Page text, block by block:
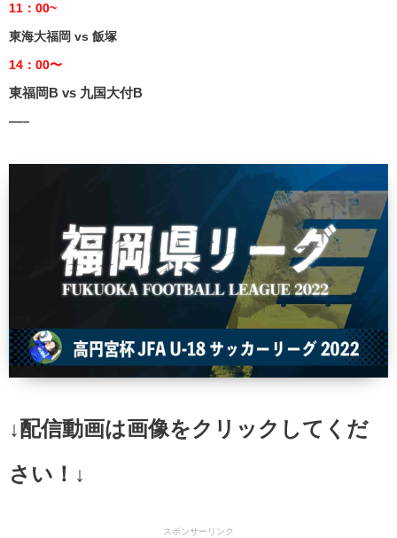
11：00~
東海大福岡 vs 飯塚
14：00〜
東福岡B vs 九国大付B
—–
↓配信動画は画像をクリックしてくだ
さい！↓
スポンサーリンク